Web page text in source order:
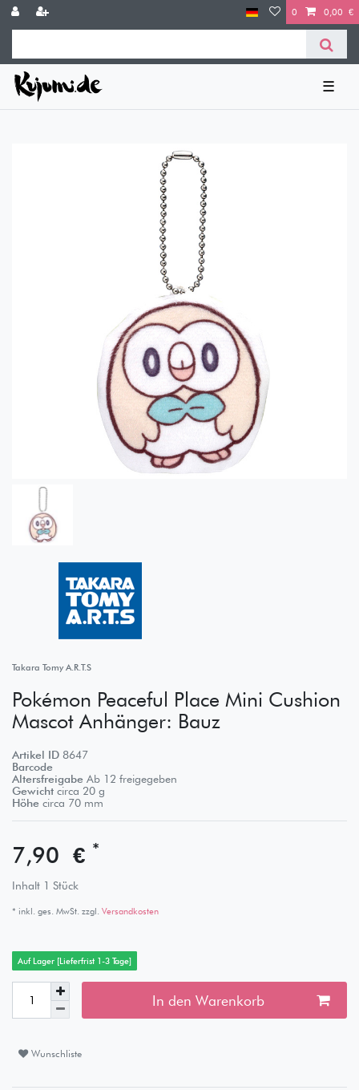
0 0,00 €
☰
Takara Tomy A.R.T.S
Pokémon Peaceful Place Mini Cushion
Mascot Anhänger: Bauz
Artikel ID 8647
Barcode
Altersfreigabe Ab 12 freigegeben
Gewicht circa 20 g
Höhe circa 70 mm
7,90 € *
Inhalt 1 Stück
* inkl. ges. MwSt. zzgl. Versandkosten
Auf Lager [Lieferfrist 1-3 Tage]
In den Warenkorb
Wunschliste